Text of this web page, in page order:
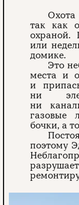
так как
охраной.
или
домике.
Это
места и
и
ни
ни
газовые
бочки, а
поэтому